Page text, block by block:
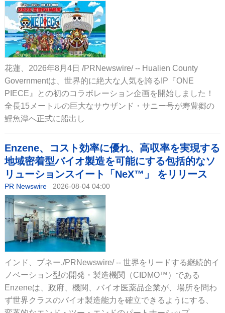
花蓮、2026年8月4日 /PRNewswire/ -- Hualien County
Governmentは、世界的に絶大な人気を誇るIP『ONE
PIECE』との初のコラボレーション企画を開始しました！
全長15メートルの巨大なサウザンド・サニー号が寿豊郷の
鯉魚潭へ正式に船出し
Enzene、コスト効率に優れ、高収率を実現する
地域密着型バイオ製造を可能にする包括的なソ
リューションスイート「NeX™」 をリリース
PR Newswire 2026-08-04 04:00
インド、プネー,/PRNewswire/ -- 世界をリードする継続的イ
ノベーション型の開発・製造機関（CIDMO™）である
Enzeneは、政府、機関、バイオ医薬品企業が、場所を問わ
ず世界クラスのバイオ製造能力を確立できるようにする、